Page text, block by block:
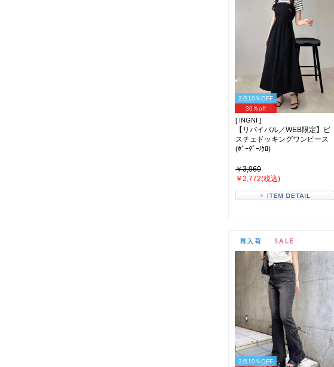
2点10％OFF
30％off
[ INGNI ]
【リバイバル／WEB限定】ビ
スチェドッキングワンピース
(ﾎﾞｰﾀﾞｰ/ｸﾛ)
￥3,960
￥2,772(税込)
2点10％OFF